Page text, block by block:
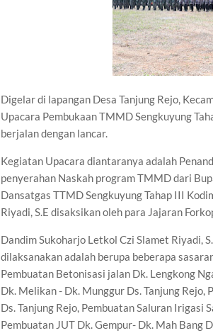
Digelar di lapangan Desa Tanjung Rejo,
Upacara Pembukaan TMMD Sengkuyung
berjalan dengan lancar.
Kegiatan Upacara diantaranya adalah
penyerahan Naskah program TMMD dari
Dansatgas TTMD Sengkuyung Tahap III
Riyadi, S.E disaksikan oleh para Jajaran
Dandim Sukoharjo Letkol Czi Slamet Riyadi,
dilaksanakan adalah berupa beberapa
Pembuatan Betonisasi jalan Dk. Lengkong
Dk. Melikan - Dk. Munggur Ds. Tanjung
Ds. Tanjung Rejo, Pembuatan Saluran Irigasi
Pembuatan JUT Dk. Gempur- Dk. Mah Bang